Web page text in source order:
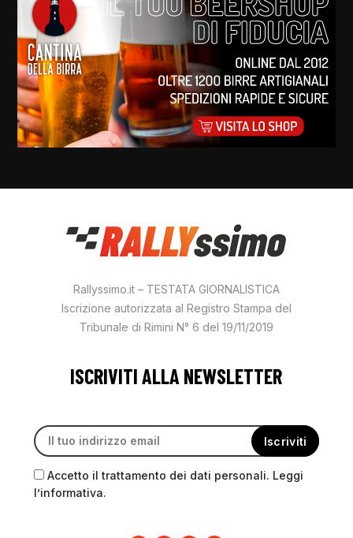
Rallyssimo.it – TESTATA GIORNALISTICA
Iscrizione autorizzata al Registro Stampa del
Tribunale di Rimini N° 6 del 19/11/2019
ISCRIVITI ALLA NEWSLETTER
Accetto il trattamento dei dati personali. Leggi
l’informativa.